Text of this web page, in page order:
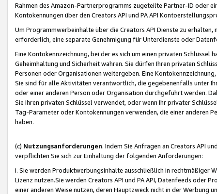
Rahmen des Amazon-Partnerprogramms zugeteilte Partner-ID oder
Kontokennungen über den Creators API und PA API
Um Programmwerbeinhalte über die Creators API Dienste zu
erforderlich, eine separate Genehmigung für Unterdienste oder
Eine Kontokennzeichnung, bei der es sich um einen privaten
Geheimhaltung und Sicherheit wahren. Sie dürfen Ihren privaten
Personen oder Organisationen weitergeben. Eine
Sie sind für alle Aktivitäten verantwortlich, die gegebenenfalls unter
oder einer anderen Person oder Organisation durchgeführt werden.
Sie Ihren privaten Schlüssel verwendet, oder wenn Ihr privater
Tag-Parameter oder Kontokennungen verwenden, die einer anderen
haben.
(c) Nutzungsanforderungen. Indem Sie Anfragen an Creators API
verpflichten Sie sich zur Einhaltung der folgenden Anforderungen:
i. Sie werden Produktwerbungsinhalte ausschließlich in rechtmäßiger
Lizenz nutzen.Sie werden Creators API und PA API, Datenfeeds oder
einer anderen Weise nutzen, deren Hauptzweck nicht in der Werbung